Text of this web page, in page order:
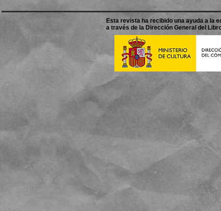
Esta revista ha recibido una ayuda a la
a través de la Dirección General del